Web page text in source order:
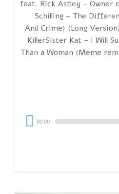
feat. Rick Astley – Owner
Schilling – The
And Crime) (Long
KillerSister Kat – I Will
Than a Woman (Meme
00:00